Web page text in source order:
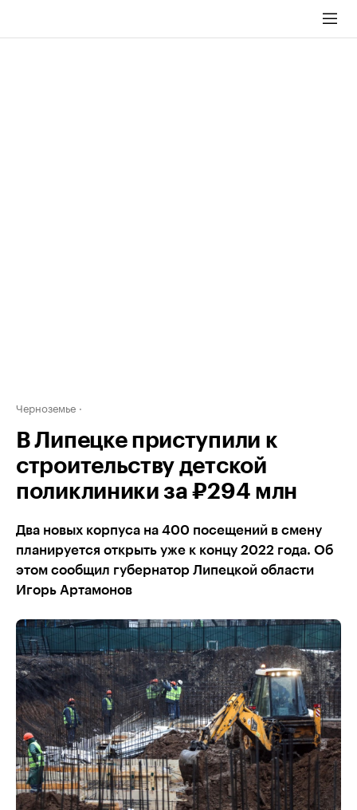
Черноземье
В Липецке приступили к
строительству детской
поликлиники за ₽294 млн
Два новых корпуса на 400 посещений в смену
планируется открыть уже к концу 2022 года. Об
этом сообщил губернатор Липецкой области
Игорь Артамонов